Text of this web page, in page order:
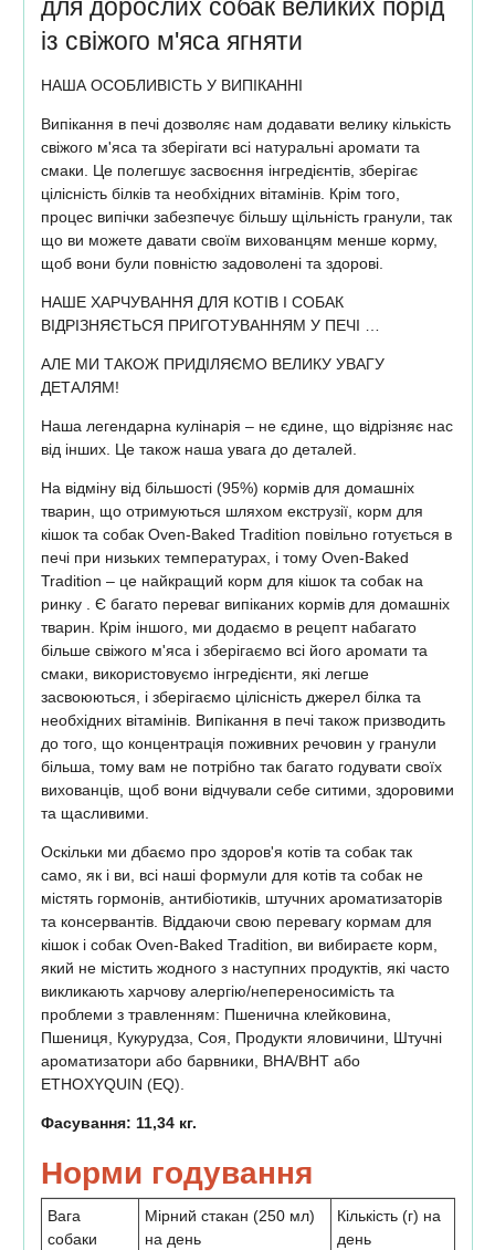
для дорослих собак великих порід
із свіжого м'яса ягняти
НАША ОСОБЛИВІСТЬ У ВИПІКАННІ
Випікання в печі дозволяє нам додавати велику кількість
свіжого м'яса та зберігати всі натуральні аромати та
смаки. Це полегшує засвоєння інгредієнтів, зберігає
цілісність білків та необхідних вітамінів. Крім того,
процес випічки забезпечує більшу щільність гранули, так
що ви можете давати своїм вихованцям менше корму,
щоб вони були повністю задоволені та здорові.
НАШЕ ХАРЧУВАННЯ ДЛЯ КОТІВ І СОБАК
ВІДРІЗНЯЄТЬСЯ ПРИГОТУВАННЯМ У ПЕЧІ …
АЛЕ МИ ТАКОЖ ПРИДІЛЯЄМО ВЕЛИКУ УВАГУ
ДЕТАЛЯМ!
Наша легендарна кулінарія – не єдине, що відрізняє нас
від інших. Це також наша увага до деталей.
На відміну від більшості (95%) кормів для домашніх
тварин, що отримуються шляхом екструзії, корм для
кішок та собак Oven-Baked Tradition повільно готується в
печі при низьких температурах, і тому Oven-Baked
Tradition – це найкращий корм для кішок та собак на
ринку . Є багато переваг випіканих кормів для домашніх
тварин. Крім іншого, ми додаємо в рецепт набагато
більше свіжого м'яса і зберігаємо всі його аромати та
смаки, використовуємо інгредієнти, які легше
засвоюються, і зберігаємо цілісність джерел білка та
необхідних вітамінів. Випікання в печі також призводить
до того, що концентрація поживних речовин у гранули
більша, тому вам не потрібно так багато годувати своїх
вихованців, щоб вони відчували себе ситими, здоровими
та щасливими.
Оскільки ми дбаємо про здоров'я котів та собак так
само, як і ви, всі наші формули для котів та собак не
містять гормонів, антибіотиків, штучних ароматизаторів
та консервантів. Віддаючи свою перевагу кормам для
кішок і собак Oven-Baked Tradition, ви вибираєте корм,
який не містить жодного з наступних продуктів, які часто
викликають харчову алергію/непереносимість та
проблеми з травленням: Пшенична клейковина,
Пшениця, Кукурудза, Соя, Продукти яловичини, Штучні
ароматизатори або барвники, BHA/BHT або
ETHOXYQUIN (EQ).
Фасування: 11,34 кг.
Норми годування
Вага
собаки
Мірний стакан (250 мл)
на день
Кількість (г) на
день